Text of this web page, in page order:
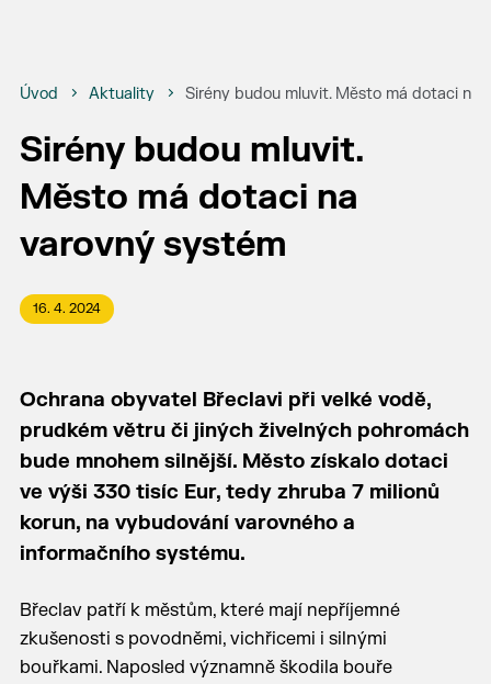
Úvod Aktuality Sirény budou mluvit. Město má dotaci na
Sirény budou mluvit.
Město má dotaci na
varovný systém
16. 4. 2024
Ochrana obyvatel Břeclavi při velké vodě,
prudkém větru či jiných živelných pohromách
bude mnohem silnější. Město získalo dotaci
ve výši 330 tisíc Eur, tedy zhruba 7 milionů
korun, na vybudování varovného a
informačního systému.
Břeclav patří k městům, které mají nepříjemné
zkušenosti s povodněmi, vichřicemi i silnými
bouřkami. Naposled významně škodila bouře